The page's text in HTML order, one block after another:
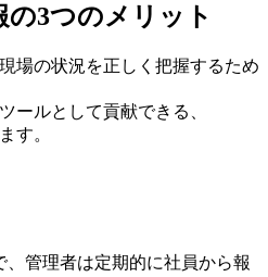
の3つのメリット
場の状況を正しく把握するため
ールとして貢献できる、
す。
、管理者は定期的に社員から報